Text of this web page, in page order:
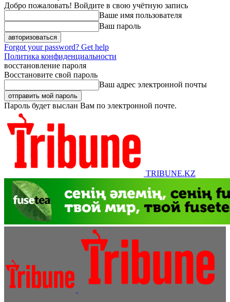
Добро пожаловать! Войдите в свою учётную запись
Ваше имя пользователя
Ваш пароль
Forgot your password? Get help
Политика конфиденциальности
восстановление пароля
Восстановите свой пароль
Ваш адрес электронной почты
Пароль будет выслан Вам по электронной почте.
TRIBUNE.KZ